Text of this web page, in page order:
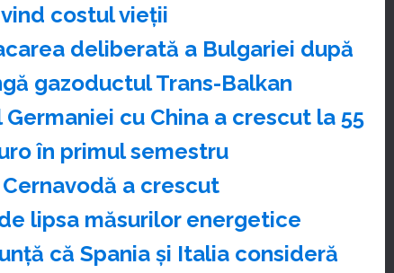
costul vieţii
deliberată a Bulgariei după
gazoductul Trans-Balkan
cu China a crescut la 55
în primul semestru
a crescut
lipsa măsurilor energetice
că Spania şi Italia consideră